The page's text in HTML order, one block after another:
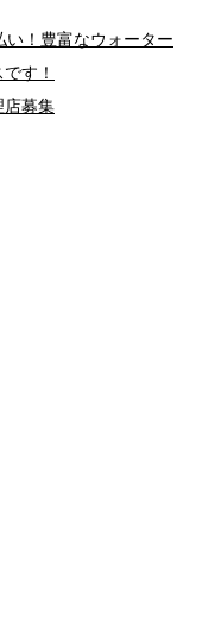
！豊富なウォーター
す！
店募集